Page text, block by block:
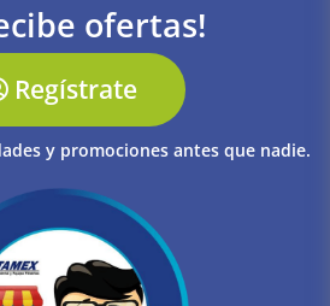
ofertas!
Regístrate
y promociones antes que nadie.